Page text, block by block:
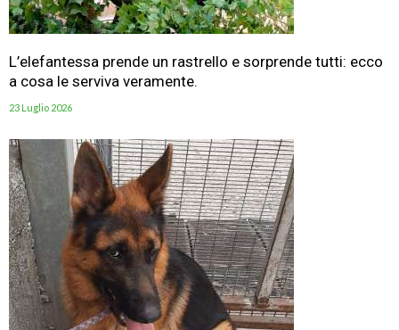
L’elefantessa prende un rastrello e sorprende tutti: ecco
a cosa le serviva veramente.
23 Luglio 2026